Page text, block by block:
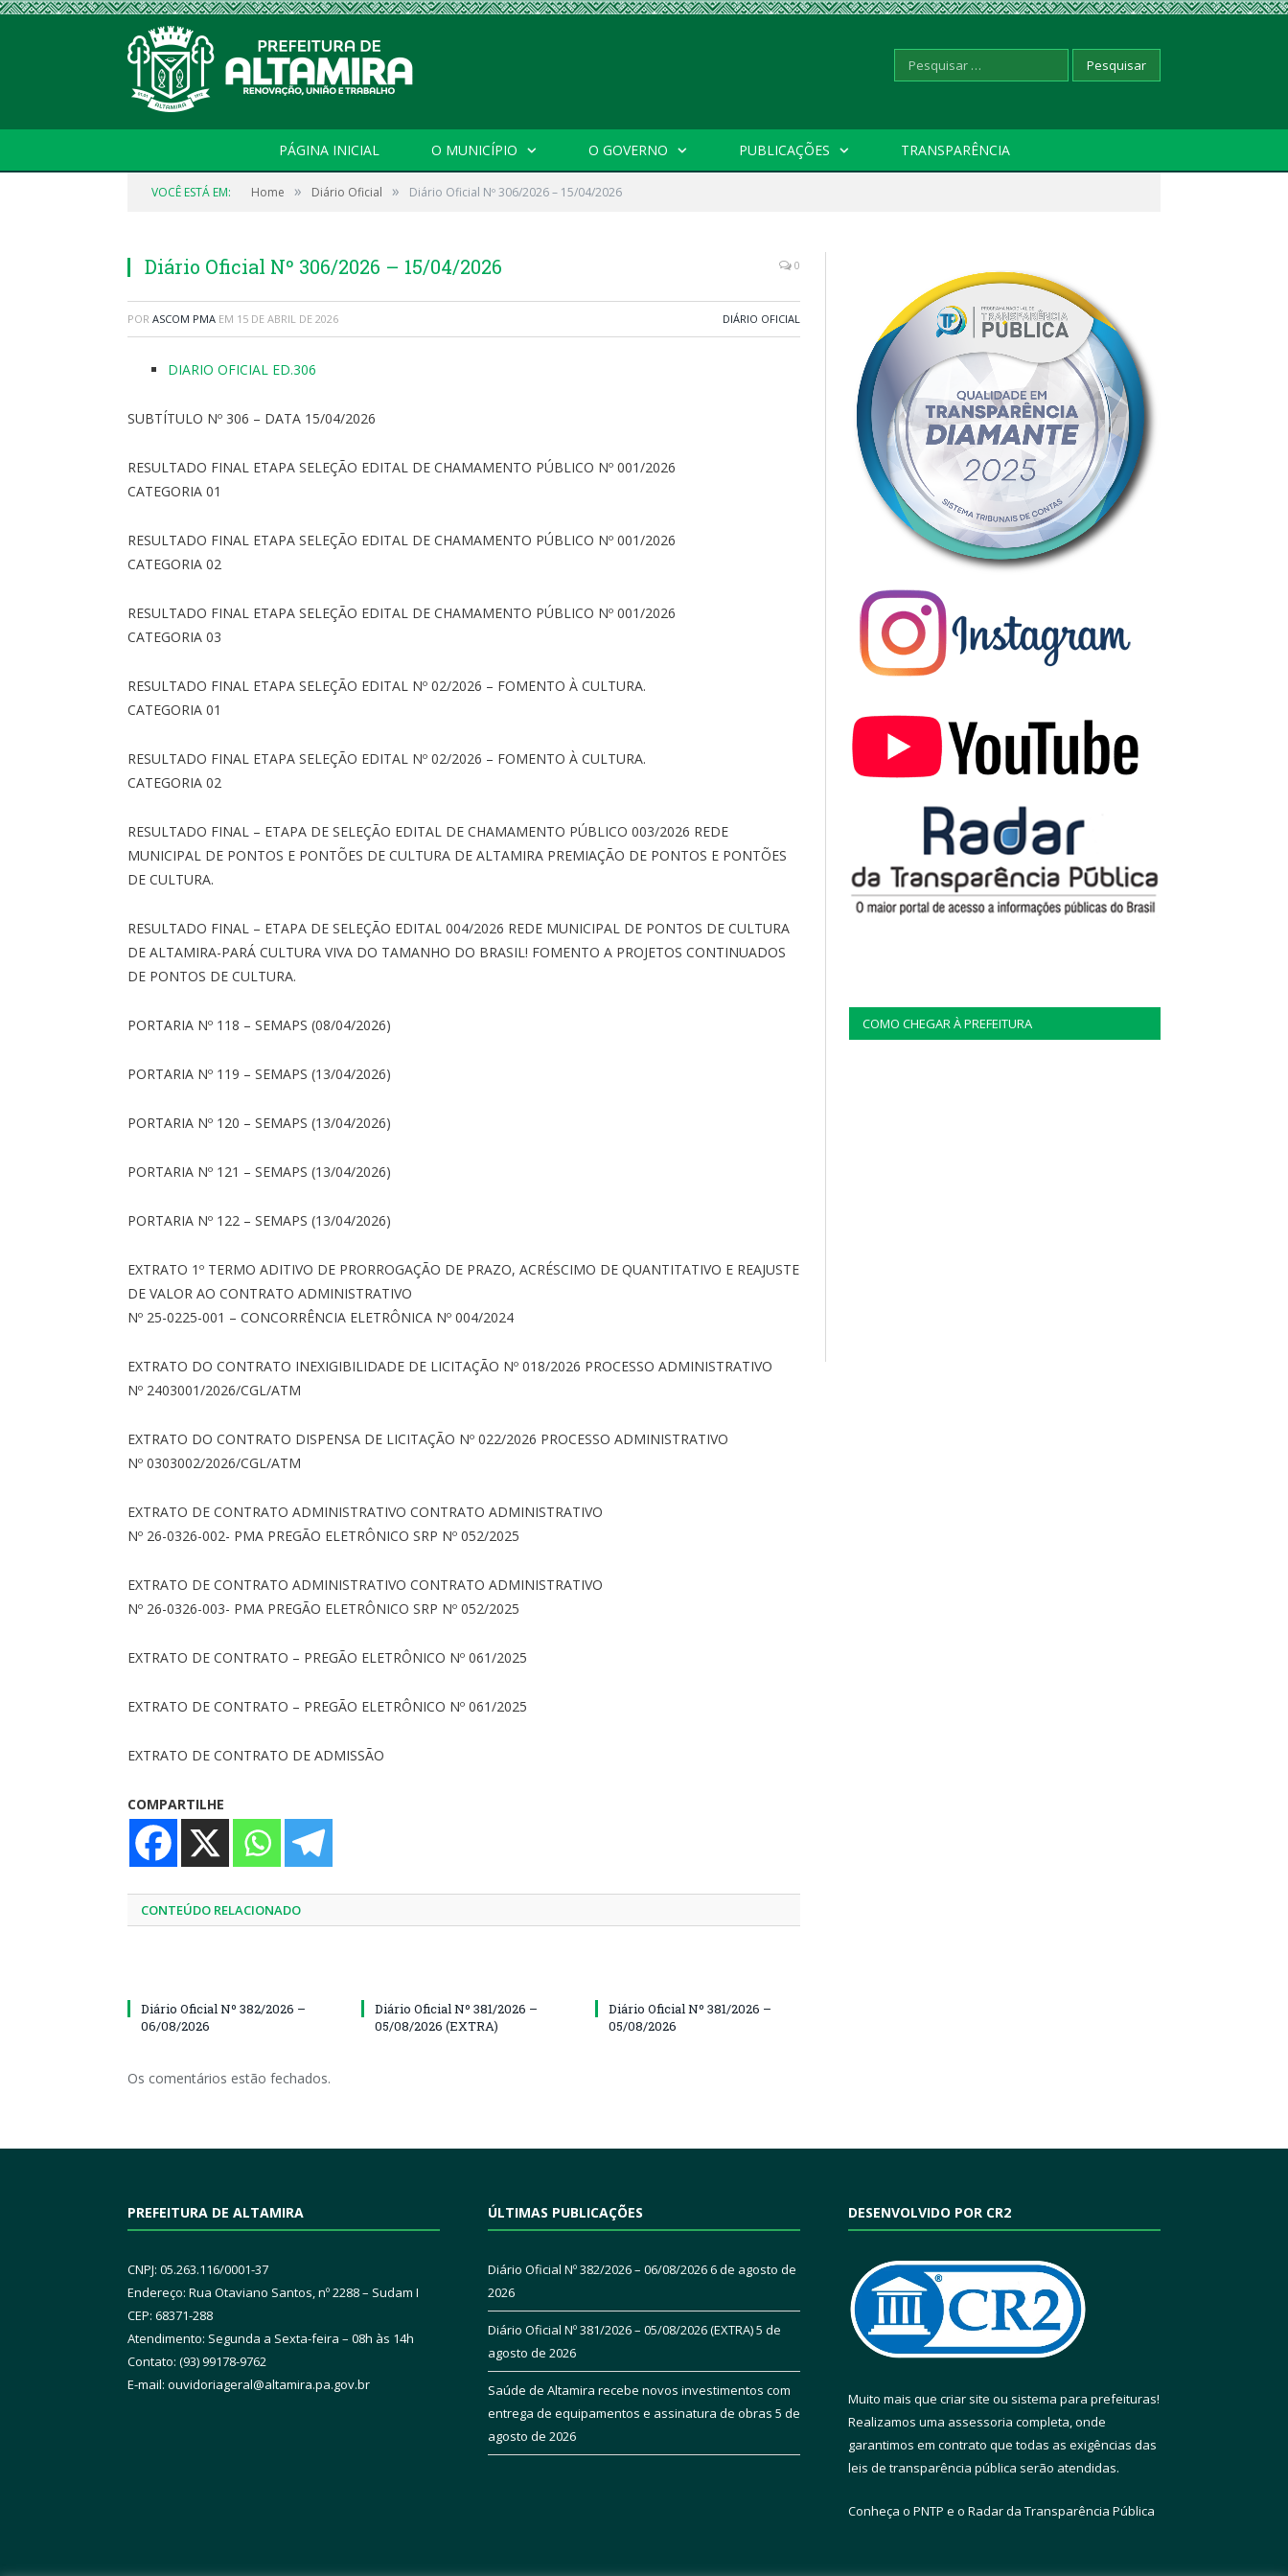
Pesquisar
PÁGINA INICIAL O MUNICÍPIO O GOVERNO PUBLICAÇÕES TRANSPARÊNCIA
VOCÊ ESTÁ EM: Home » Diário Oficial » Diário Oficial Nº 306/2026 – 15/04/2026
Diário Oficial Nº 306/2026 – 15/04/2026 0
POR ASCOM PMA EM 15 DE ABRIL DE 2026 DIÁRIO OFICIAL
DIARIO OFICIAL ED.306
SUBTÍTULO Nº 306 – DATA 15/04/2026
RESULTADO FINAL ETAPA SELEÇÃO EDITAL DE CHAMAMENTO PÚBLICO Nº 001/2026
CATEGORIA 01
RESULTADO FINAL ETAPA SELEÇÃO EDITAL DE CHAMAMENTO PÚBLICO Nº 001/2026
CATEGORIA 02
RESULTADO FINAL ETAPA SELEÇÃO EDITAL DE CHAMAMENTO PÚBLICO Nº 001/2026
CATEGORIA 03
RESULTADO FINAL ETAPA SELEÇÃO EDITAL Nº 02/2026 – FOMENTO À CULTURA.
CATEGORIA 01
RESULTADO FINAL ETAPA SELEÇÃO EDITAL Nº 02/2026 – FOMENTO À CULTURA.
CATEGORIA 02
RESULTADO FINAL – ETAPA DE SELEÇÃO EDITAL DE CHAMAMENTO PÚBLICO 003/2026 REDE
MUNICIPAL DE PONTOS E PONTÕES DE CULTURA DE ALTAMIRA PREMIAÇÃO DE PONTOS E PONTÕES
DE CULTURA.
RESULTADO FINAL – ETAPA DE SELEÇÃO EDITAL 004/2026 REDE MUNICIPAL DE PONTOS DE CULTURA
DE ALTAMIRA-PARÁ CULTURA VIVA DO TAMANHO DO BRASIL! FOMENTO A PROJETOS CONTINUADOS
DE PONTOS DE CULTURA.
PORTARIA Nº 118 – SEMAPS (08/04/2026)
PORTARIA Nº 119 – SEMAPS (13/04/2026)
PORTARIA Nº 120 – SEMAPS (13/04/2026)
PORTARIA Nº 121 – SEMAPS (13/04/2026)
PORTARIA Nº 122 – SEMAPS (13/04/2026)
EXTRATO 1º TERMO ADITIVO DE PRORROGAÇÃO DE PRAZO, ACRÉSCIMO DE QUANTITATIVO E REAJUSTE
DE VALOR AO CONTRATO ADMINISTRATIVO
Nº 25-0225-001 – CONCORRÊNCIA ELETRÔNICA Nº 004/2024
EXTRATO DO CONTRATO INEXIGIBILIDADE DE LICITAÇÃO Nº 018/2026 PROCESSO ADMINISTRATIVO
Nº 2403001/2026/CGL/ATM
EXTRATO DO CONTRATO DISPENSA DE LICITAÇÃO Nº 022/2026 PROCESSO ADMINISTRATIVO
Nº 0303002/2026/CGL/ATM
EXTRATO DE CONTRATO ADMINISTRATIVO CONTRATO ADMINISTRATIVO
Nº 26-0326-002- PMA PREGÃO ELETRÔNICO SRP Nº 052/2025
EXTRATO DE CONTRATO ADMINISTRATIVO CONTRATO ADMINISTRATIVO
Nº 26-0326-003- PMA PREGÃO ELETRÔNICO SRP Nº 052/2025
EXTRATO DE CONTRATO – PREGÃO ELETRÔNICO Nº 061/2025
EXTRATO DE CONTRATO – PREGÃO ELETRÔNICO Nº 061/2025
EXTRATO DE CONTRATO DE ADMISSÃO
COMPARTILHE
CONTEÚDO RELACIONADO
Diário Oficial Nº 382/2026 –
06/08/2026
Diário Oficial Nº 381/2026 –
05/08/2026 (EXTRA)
Diário Oficial Nº 381/2026 –
05/08/2026
Os comentários estão fechados.
COMO CHEGAR À PREFEITURA
PREFEITURA DE ALTAMIRA
CNPJ: 05.263.116/0001-37
Endereço: Rua Otaviano Santos, nº 2288 – Sudam I
CEP: 68371-288
Atendimento: Segunda a Sexta-feira – 08h às 14h
Contato: (93) 99178-9762
E-mail: ouvidoriageral@altamira.pa.gov.br
ÚLTIMAS PUBLICAÇÕES
Diário Oficial Nº 382/2026 – 06/08/20266 de agosto de
2026
Diário Oficial Nº 381/2026 – 05/08/2026 (EXTRA)5 de
agosto de 2026
Saúde de Altamira recebe novos investimentos com
entrega de equipamentos e assinatura de obras 5 de
agosto de 2026
DESENVOLVIDO POR CR2
Muito mais que criar site ou sistema para prefeituras!
Realizamos uma assessoria completa, onde
garantimos em contrato que todas as exigências das
leis de transparência pública serão atendidas.
Conheça o PNTP e o Radar da Transparência Pública